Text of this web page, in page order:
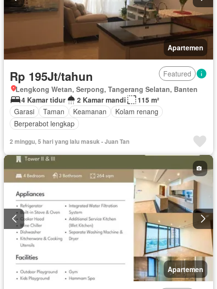
Apartemen
Rp 195Jt/tahun
Featured
Lengkong Wetan, Serpong, Tangerang Selatan, Banten
4 Kamar tidur
2 Kamar mandi
115 m²
Garasi
Taman Keamanan
Kolam renang
Berperabot lengkap
2 minggu, 5 hari yang lalu masuk - Juan Tan
Apartemen